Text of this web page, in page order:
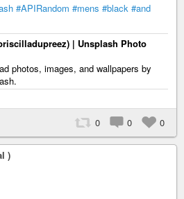
#APIRandom #mens #black #and
| Unsplash Photo
photos, images, and wallpapers by
0 0 0
)